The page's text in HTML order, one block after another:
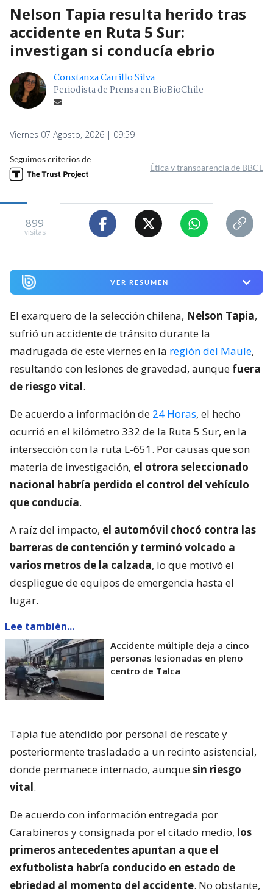
Nelson Tapia resulta herido tras
accidente en Ruta 5 Sur:
investigan si conducía ebrio
Constanza Carrillo Silva
Periodista de Prensa en BioBioChile
Viernes 07 Agosto, 2026 | 09:59
Seguimos criterios de
Ética y transparencia de BBCL
899
visitas
VER RESUMEN
El exarquero de la selección chilena, Nelson Tapia,
sufrió un accidente de tránsito durante la
madrugada de este viernes en la región del Maule,
resultando con lesiones de gravedad, aunque fuera
de riesgo vital.
De acuerdo a información de 24 Horas, el hecho
ocurrió en el kilómetro 332 de la Ruta 5 Sur, en la
intersección con la ruta L-651. Por causas que son
materia de investigación, el otrora seleccionado
nacional habría perdido el control del vehículo
que conducía.
A raíz del impacto, el automóvil chocó contra las
barreras de contención y terminó volcado a
varios metros de la calzada, lo que motivó el
despliegue de equipos de emergencia hasta el
lugar.
Lee también...
Accidente múltiple deja a cinco
personas lesionadas en pleno
centro de Talca
Tapia fue atendido por personal de rescate y
posteriormente trasladado a un recinto asistencial,
donde permanece internado, aunquesin riesgo
vital.
De acuerdo con información entregada por
Carabineros y consignada por el citado medio, los
primeros antecedentes apuntan a que el
exfutbolista habría conducido en estado de
ebriedad al momento del accidente. No obstante,